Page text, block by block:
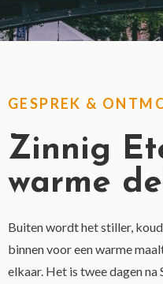
GESPREK &
Zinnig
warme
Buiten wordt het stiller,
binnen voor een warme
elkaar. Het is twee dagen